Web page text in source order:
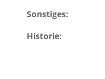
Sonstiges:
Historie: